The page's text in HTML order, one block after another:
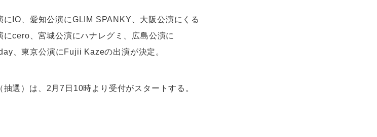
IO、愛知公演にGLIM SPANKY、大阪公演にくる
cero、宮城公演にハナレグミ、広島公演に
、東京公演にFujii Kazeの出演が決定。
選）は、2月7日10時より受付がスタートする。